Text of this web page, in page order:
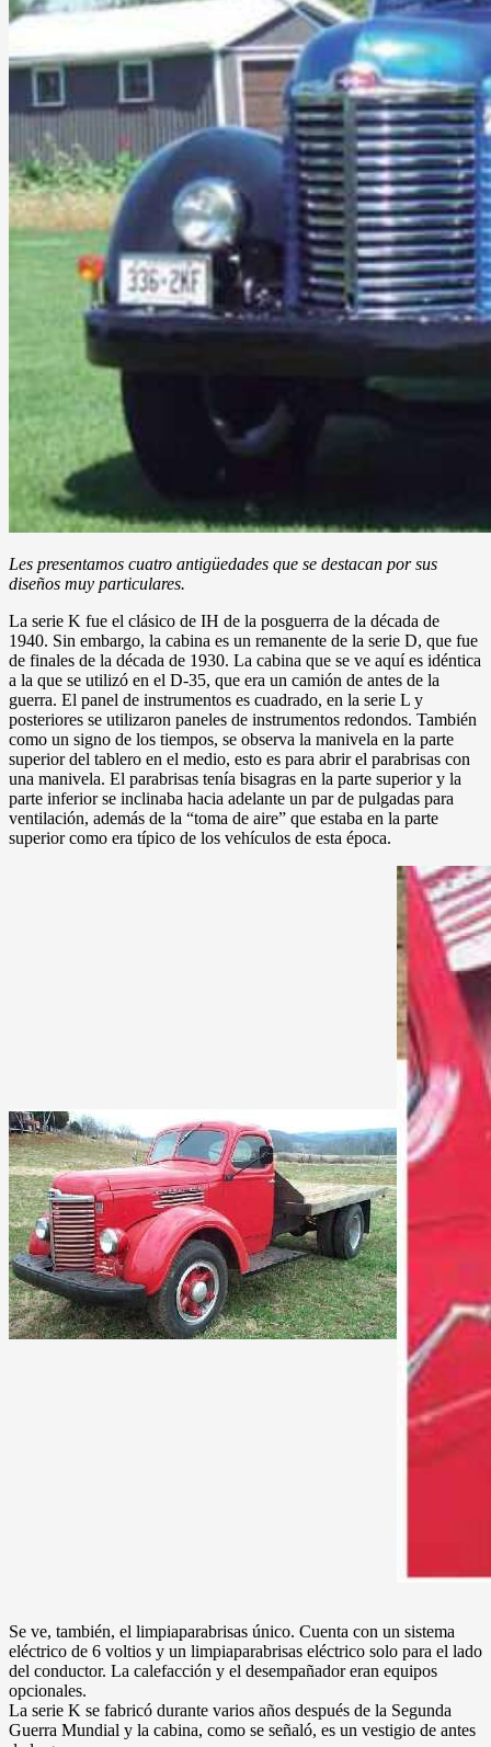
Les presentamos cuatro antigüedades que se destacan por sus
diseños muy particulares.
La serie K fue el clásico de IH de la posguerra de la década de
1940. Sin embargo, la cabina es un remanente de la serie D, que fue
de finales de la década de 1930. La cabina que se ve aquí es idéntica
a la que se utilizó en el D-35, que era un camión de antes de la
guerra. El panel de instrumentos es cuadrado, en la serie L y
posteriores se utilizaron paneles de instrumentos redondos. También
como un signo de los tiempos, se observa la manivela en la parte
superior del tablero en el medio, esto es para abrir el parabrisas con
una manivela. El parabrisas tenía bisagras en la parte superior y la
parte inferior se inclinaba hacia adelante un par de pulgadas para
ventilación, además de la “toma de aire” que estaba en la parte
superior como era típico de los vehículos de esta época.
Se ve, también, el limpiaparabrisas único. Cuenta con un sistema
eléctrico de 6 voltios y un limpiaparabrisas eléctrico solo para el lado
del conductor. La calefacción y el desempañador eran equipos
opcionales.
La serie K se fabricó durante varios años después de la Segunda
Guerra Mundial y la cabina, como se señaló, es un vestigio de antes